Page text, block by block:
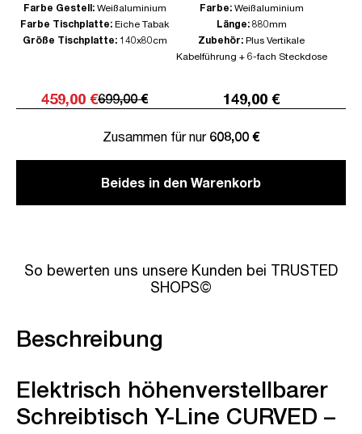
Farbe Gestell: Weißaluminium
Farbe Tischplatte: Eiche Tabak
Größe Tischplatte: 140x80cm
459,00 €699,00 €
Farbe: Weißaluminium
Länge: 880mm
Zubehör: Plus Vertikale
Kabelführung + 6-fach Steckdose
149,00 €
Zusammen für nur 608,00 €
Beides in den Warenkorb
So bewerten uns unsere Kunden bei TRUSTED
SHOPS©
Beschreibung
Elektrisch höhenverstellbarer
Schreibtisch Y-Line CURVED –